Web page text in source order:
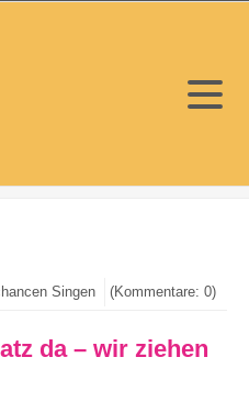
Singen (Kommentare: 0)
da – wir ziehen